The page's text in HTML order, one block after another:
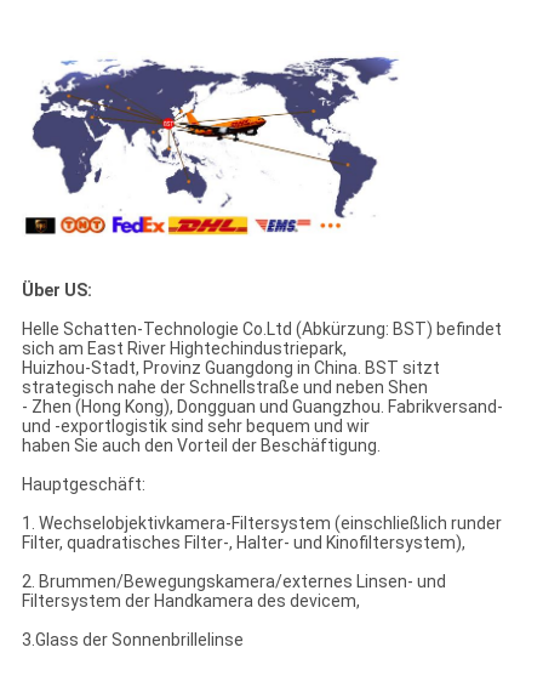
Über US:
Helle Schatten-Technologie Co.Ltd (Abkürzung: BST) befindet
sich am East River Hightechindustriepark,
Huizhou-Stadt, Provinz Guangdong in China. BST sitzt
strategisch nahe der Schnellstraße und neben Shen
- Zhen (Hong Kong), Dongguan und Guangzhou. Fabrikversand-
und -exportlogistik sind sehr bequem und wir
haben Sie auch den Vorteil der Beschäftigung.
Hauptgeschäft:
1. Wechselobjektivkamera-Filtersystem (einschließlich runder
Filter, quadratisches Filter-, Halter- und Kinofiltersystem),
2. Brummen/Bewegungskamera/externes Linsen- und
Filtersystem der Handkamera des devicem,
3.Glass der Sonnenbrillelinse